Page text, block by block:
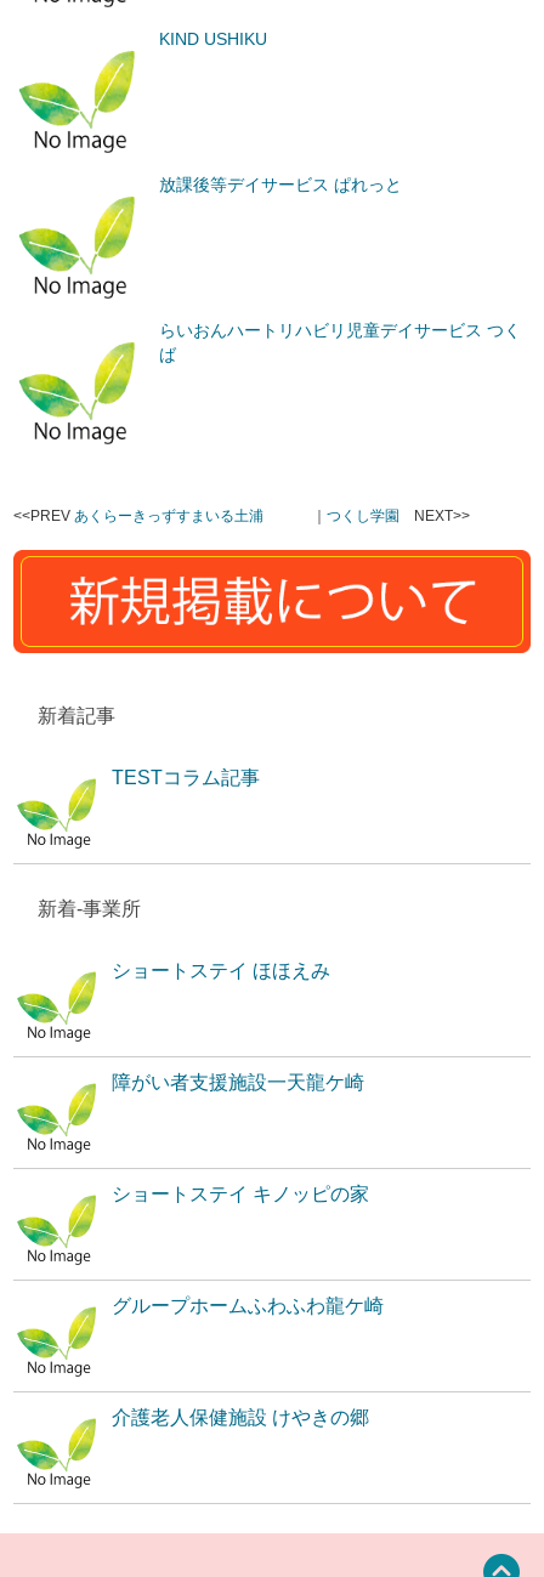
KIND USHIKU
放課後等デイサービス ぱれっと
らいおんハートリハビリ児童デイサービス つく
ば
<<PREV あくらーきっずすまいる土浦 ｜つくし学園 NEXT>>
新着記事
TESTコラム記事
新着-事業所
ショートステイ ほほえみ
障がい者支援施設一天龍ケ崎
ショートステイ キノッピの家
グループホームふわふわ龍ケ崎
介護老人保健施設 けやきの郷